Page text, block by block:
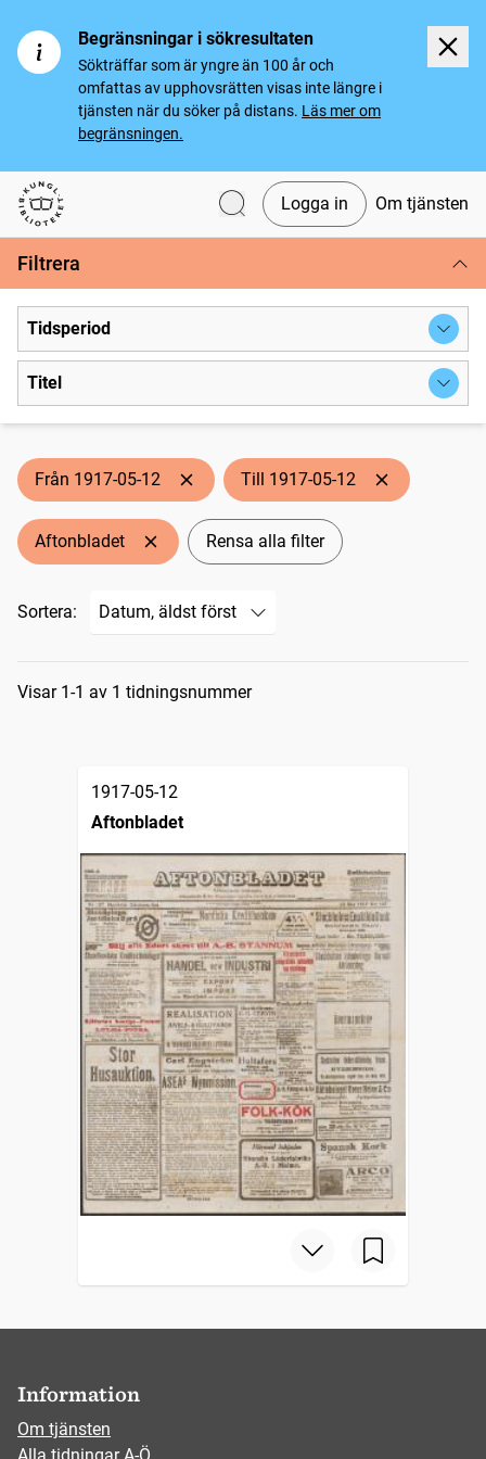
Begränsningar i sökresultaten
Sökträffar som är yngre än 100 år och
omfattas av upphovsrätten visas inte längre i
tjänsten när du söker på distans. Läs mer om
begränsningen.
Svenska tidningar
Logga in Om tjänsten
Filtrera
Tidsperiod
Titel
Från 1917-05-12 Till 1917-05-12
Aftonbladet Rensa alla filter
Sortera:
Sökresultat
Visar 1-1 av 1 tidningsnummer
1917-05-12
Aftonbladet
Information
Om tjänsten